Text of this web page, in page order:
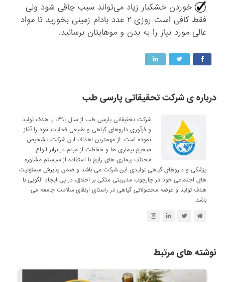
خوردن خشکبار زیاد می‌تواند سبب چاقی شود ولی
فقط کافی است روزی ۲ عدد بادام زمینی بخورید تا مواد
عالی مورد نیاز را به بدن و موهایتان برسانید.
درباره ی شرکت تحقیقاتی پارسی طب
شرکت تحقیقاتی پارسی طب از سال ۱۳۹۱ با هدف تولید
و فرآوری داروهای گیاهی و طبیعی فعالیت خود را آغاز
نموده است. از مهمترین اهداف این شرکت، تشخیص
صحیح بیماری ها و حفاظت از مردم در برابر انواع
مختلف بیماری های رایج با استفاده از سیستم مشاوره
پزشکی و داروهای گیاهی تولیدی این شرکت می باشد و ضمن پذیرش مسئولیت
های اجتماعی خود در چارچوب مدیریتی متکی بر اخلاق، در پی ایجاد الگویی با
هدف تولید و عرضه محصولاتی گیاهی در راستای ارتقای سلامت جامعه می
باشد.
نوشته های مرتبط